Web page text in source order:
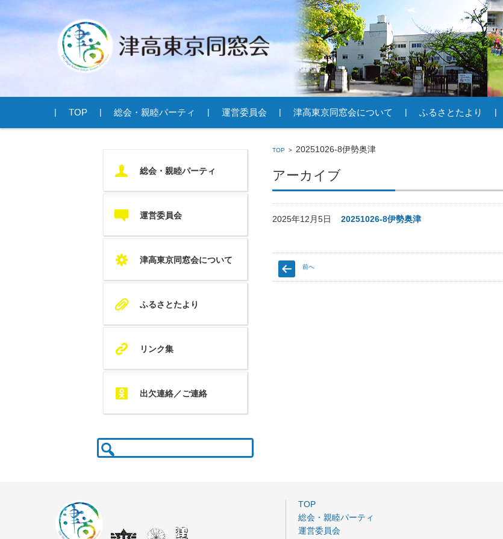
TOP 総会・親睦パーティ 運営委員会 津高東京同窓会について ふるさとたより
TOP > 20251026-8伊勢奥津
アーカイブ
2025年12月5日 20251026-8伊勢奥津
前へ
U 総会・親睦パーティ
c 運営委員会
S 津高東京同窓会について
A ふるさとたより
K リンク集
Q 出欠連絡／ご連絡
検
索:
TOP
総会・親睦パーティ
運営委員会